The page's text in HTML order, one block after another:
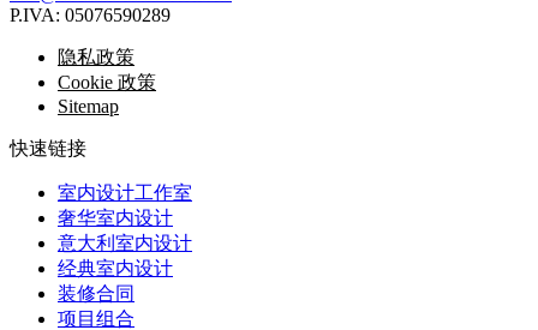
P.IVA: 05076590289
隐私政策
Cookie 政策
Sitemap
快速链接
室内设计工作室
奢华室内设计
意大利室内设计
经典室内设计
装修合同
项目组合